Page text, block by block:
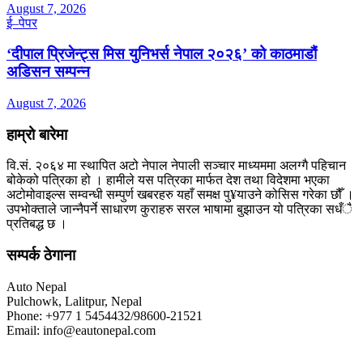
August 7, 2026
ई–पेपर
‘दीपाल प्रिजेन्ट्स मिस युनिभर्स नेपाल २०२६’ को काठमाडौं
अडिसन सम्पन्न
August 7, 2026
हाम्रो बारेमा
वि.सं. २०६४ मा स्थापित अटो नेपाल नेपाली सञ्चार माध्यममा अलग्गै पहिचान
बोकेको पत्रिका हो । हामीले यस पत्रिका मार्फत देश तथा विदेशमा भएका
अटोमोवाइल्स सम्वन्धी सम्पुर्ण खबरहरु यहाँ समक्ष पु¥याउने कोसिस गरेका छौँ ।
उपभोक्ताले जान्नैपर्ने साधारण कुराहरु सरल भाषामा बुझाउन यो पत्रिका सधँै
प्रतिबद्ध छ ।
सम्पर्क ठेगाना
Auto Nepal
Pulchowk, Lalitpur, Nepal
Phone: +977 1 5454432/98600-21521
Email: info@eautonepal.com